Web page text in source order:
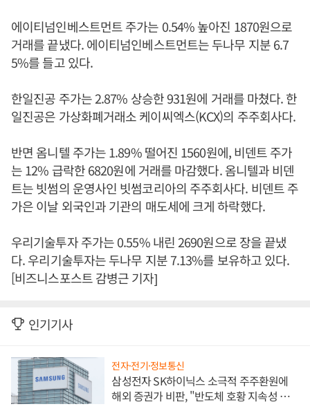
에이티넘인베스트먼트 주가는 0.54% 높아진 1870원으로
거래를 끝냈다. 에이티넘인베스트먼트는 두나무 지분 6.7
5%를 들고 있다.
한일진공 주가는 2.87% 상승한 931원에 거래를 마쳤다. 한
일진공은 가상화폐거래소 케이씨엑스(KCX)의 주주회사다.
반면 옴니텔 주가는 1.89% 떨어진 1560원에, 비덴트 주가
는 12% 급락한 6820원에 거래를 마감했다. 옴니텔과 비덴
트는 빗썸의 운영사인 빗썸코리아의 주주회사다. 비덴트 주
가은 이날 외국인과 기관의 매도세에 크게 하락했다.
우리기술투자 주가는 0.55% 내린 2690원으로 장을 끝냈
다. 우리기술투자는 두나무 지분 7.13%를 보유하고 있다.
[비즈니스포스트 감병근 기자]
인기기사
전자·전기·정보통신
삼성전자 SK하이닉스 소극적 주주환원에
해외 증권가 비판, "반도체 호황 지속성 의